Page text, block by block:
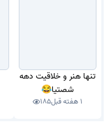
تنها هنر و خلاقیت دهه
شصتیا😂
1 هفته قبل 185